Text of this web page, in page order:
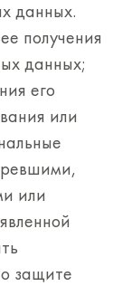
данных.
получения
данных;
его
или
или
защите